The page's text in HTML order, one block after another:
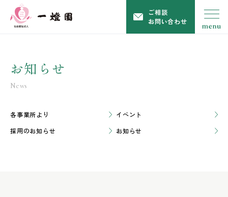
ご相談
お問い合わせ
お知らせ
News
各事業所より
イベント
採用のお知らせ
お知らせ